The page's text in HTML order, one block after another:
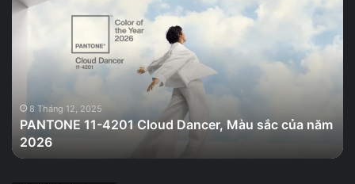
11-
Màu
của
năm
2026
8 Tháng 12, 2025
PANTONE 11-4201 Cloud Dancer, Màu sắc của năm
2026